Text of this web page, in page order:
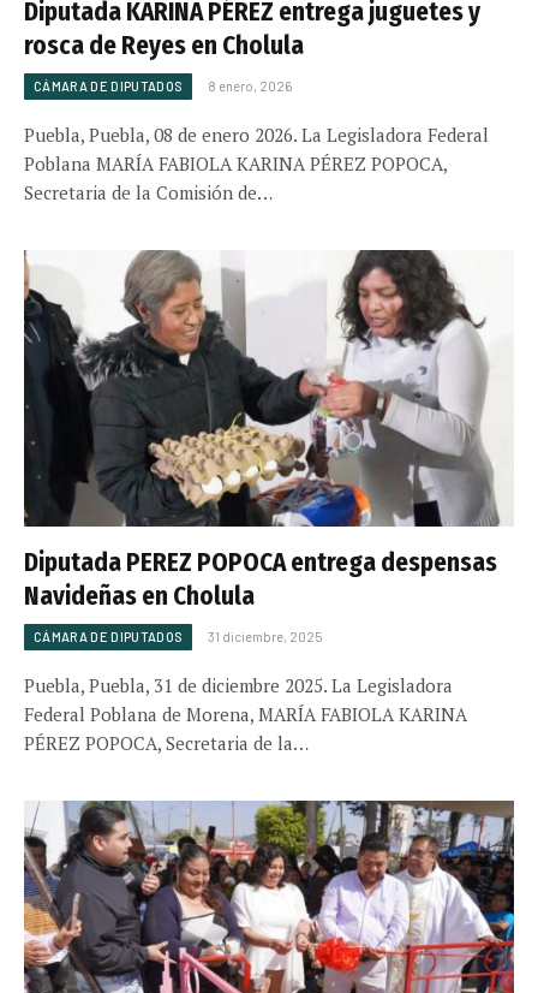
Diputada KARINA PÉREZ entrega juguetes y
rosca de Reyes en Cholula
CÁMARA DE DIPUTADOS 8 enero, 2026
Puebla, Puebla, 08 de enero 2026. La Legisladora Federal
Poblana MARÍA FABIOLA KARINA PÉREZ POPOCA,
Secretaria de la Comisión de…
Diputada PEREZ POPOCA entrega despensas
Navideñas en Cholula
CÁMARA DE DIPUTADOS 31 diciembre, 2025
Puebla, Puebla, 31 de diciembre 2025. La Legisladora
Federal Poblana de Morena, MARÍA FABIOLA KARINA
PÉREZ POPOCA, Secretaria de la…